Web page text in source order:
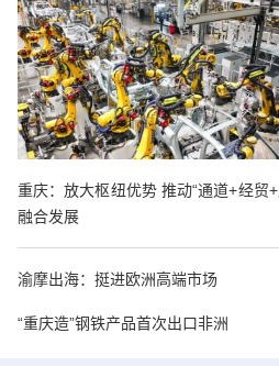
重庆：放大枢纽优势 推动“通道+经贸+
融合发展
渝摩出海：挺进欧洲高端市场
“重庆造”钢铁产品首次出口非洲